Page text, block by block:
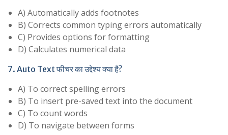
A) Automatically adds footnotes
B) Corrects common typing errors automatically
C) Provides options for formatting
D) Calculates numerical data
7. Auto Text फीचर का उद्देश्य क्या है?
A) To correct spelling errors
B) To insert pre-saved text into the document
C) To count words
D) To navigate between forms